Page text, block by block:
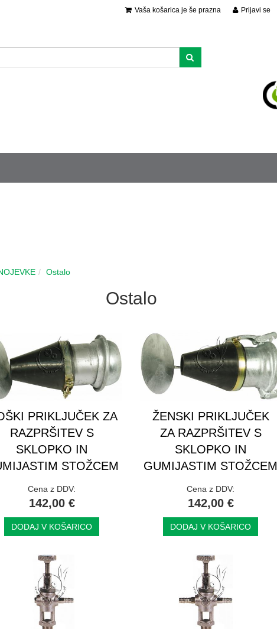
Prijavi se
Vaša košarica je še prazna
Ostalo
Ostalo
PRIKLJUČEK ZA
RAZPRŠITEV S
SKLOPKO IN
STOŽCEM
Cena z DDV:
142,00 €
DODAJ V KOŠARICO
ŽENSKI PRIKLJUČEK
ZA RAZPRŠITEV S
SKLOPKO IN
GUMIJASTIM STOŽCEM
Cena z DDV:
142,00 €
DODAJ V KOŠARICO